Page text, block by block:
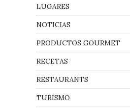
LUGARES
NOTICIAS
PRODUCTOS GOURMET
RECETAS
RESTAURANTS
TURISMO